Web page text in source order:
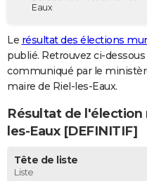
Destinations
City break
Voyage nature
Voyage de noces
Forum
GUIDES D'ACHAT
BONS PLANS
Carte de Noël
Carte Bonne année
Carte Saint-Valentin
Carte Pâques
Carte d'anniversaire
DICTIONNAIRE
Dictionnaire
Biographies
Citations
Expressions
Proverbes
PROGRAMME TV
Eaux
Le résultat des élections
publié. Retrouvez ci-
communiqué par le
maire de Riel-les-Eaux.
Résultat de l'élection
les-Eaux [DEFINITIF]
Tête de liste
Liste